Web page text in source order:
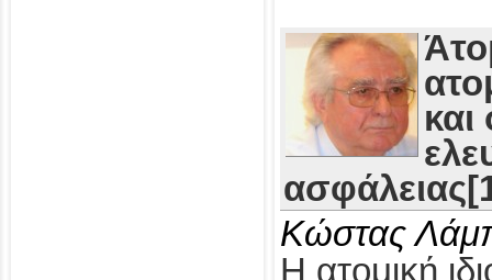
Κώστας
Η ατομική